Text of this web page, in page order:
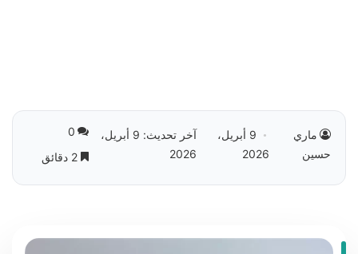
ماري
حسين
9 أبريل،
2026
آخر تحديث: 9 أبريل،
2026
0
2 دقائق